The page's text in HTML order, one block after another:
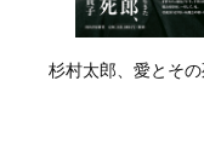
杉村太郎、愛とそ